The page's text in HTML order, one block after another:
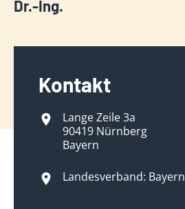
Dr.-Ing.
Kontakt
Lange Zeile 3a
90419 Nürnberg
Bayern
Landesverband: Bayern